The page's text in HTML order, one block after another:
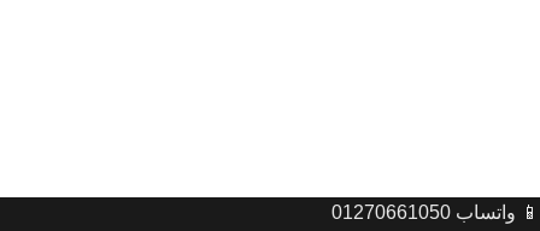
📱 واتساب 01270661050